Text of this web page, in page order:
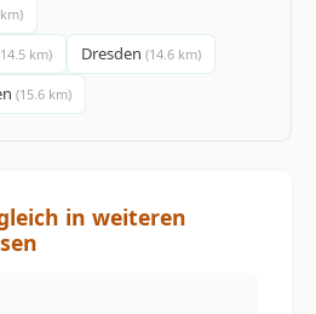
km) Dresden (14.6 km)
(15.6 km)
in weiteren